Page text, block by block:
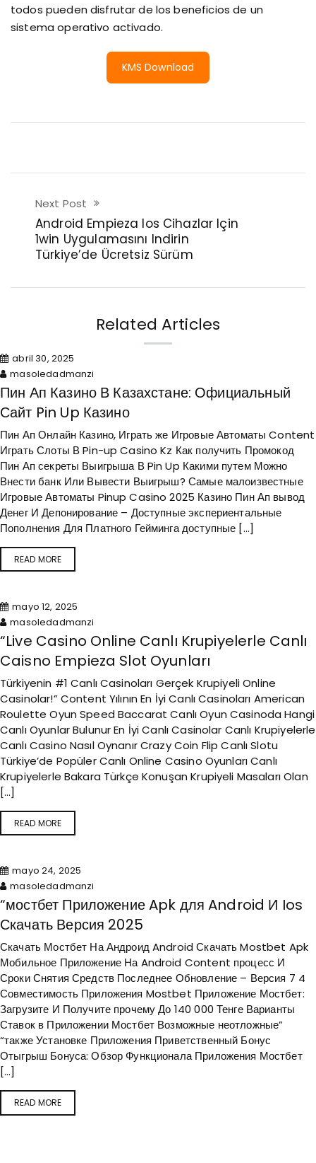
todos pueden disfrutar de los beneficios de un
sistema operativo activado.
KMS Download
Next Post
Android Empieza Ios Cihazlar Için
1win Uygulamasını Indirin
Türkiye’de Ücretsiz Sürüm
Related Articles
abril 30, 2025
masoledadmanzi
Пин Ап Казино В Казахстане: Официальный
Сайт Pin Up Казино
Пин Ап Онлайн Казино, Играть же Игровые Автоматы Content
Играть Слоты В Pin-up Casino Kz Как получить Промокод
Пин Ап секреты Выигрыша В Pin Up Какими путем Можно
Внести банк Или Вывести Выигрыш? Самые малоизвестные
Игровые Автоматы Pinup Casino 2025 Казино Пин Ап вывод
Денег И Депонирование – Доступные экспериентальные
Пополнения Для Платного Гейминга доступные […]
READ MORE
mayo 12, 2025
masoledadmanzi
“Live Casino Online Canlı Krupiyelerle Canlı
Caisno Empieza Slot Oyunları
Türkiyenin #1 Canlı Casinoları Gerçek Krupiyeli Online
Casinolar!” Content Yılının En İyi Canlı Casinoları American
Roulette Oyun Speed Baccarat Canlı Oyun Casinoda Hangi
Canlı Oyunlar Bulunur En İyi Canlı Casinolar Canlı Krupiyelerle
Canlı Casino Nasıl Oynanır Crazy Coin Flip Canlı Slotu
Türkiye’de Popüler Canlı Online Casino Oyunları Canlı
Krupiyelerle Bakara Türkçe Konuşan Krupiyeli Masaları Olan
[…]
READ MORE
mayo 24, 2025
masoledadmanzi
“мостбет Приложение Apk для Android И Ios
Скачать Версия 2025
Скачать Мостбет На Андроид Android Скачать Mostbet Apk
Мобильное Приложение На Android Content процесс И
Сроки Снятия Средств Последнее Обновление – Версия 7 4
Совместимость Приложения Mostbet Приложение Мостбет:
Загрузите И Получите прочему До 140 000 Тенге Варианты
Ставок в Приложении Мостбет Возможные неотложные”
“также Установке Приложения Приветственный Бонус
Отыгрыш Бонуса: Обзор Функционала Приложения Мостбет
[…]
READ MORE